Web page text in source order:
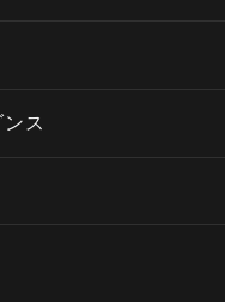
ス